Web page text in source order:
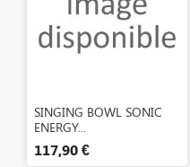
Aperçu rapide
SINGING BOWL SONIC
ENERGY...
117,90 €